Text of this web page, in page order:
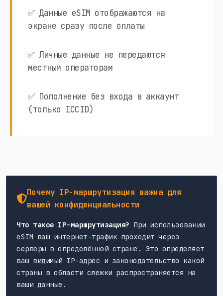
✅ Данные eSIM отображаются на
экране сразу после оплаты
✅ Личные данные не передаются
местным операторам
✅ Пополнение без входа в аккаунт
(только ICCID)
Почему IP-маршрутизация важна для
вашей конфиденциальности
Что такое IP-маршрутизация? При использовании
eSIM ваш интернет-трафик проходит через
серверы в определённой стране. Это определяет
ваш видимый IP-адрес и законодательство какой
страны в области слежки распространяется на
ваши данные.